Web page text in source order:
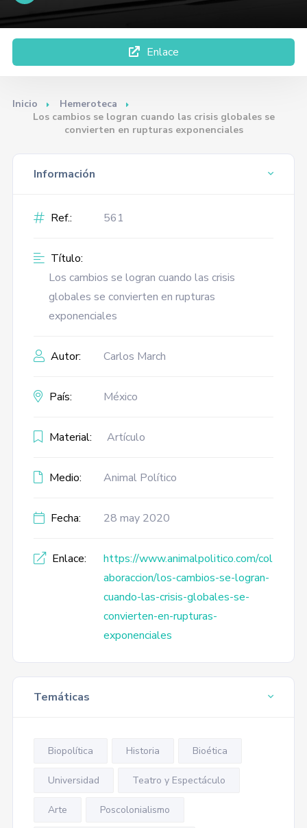
Enlace
Inicio
Hemeroteca
Los cambios se logran cuando las crisis globales se
convierten en rupturas exponenciales
Información
Ref.: 561
Título:
Los cambios se logran cuando las crisis
globales se convierten en rupturas
exponenciales
Autor: Carlos March
País: México
Material: Artículo
Medio: Animal Político
Fecha: 28 may 2020
Enlace:
https://www.animalpolitico.com/col
aboraccion/los-cambios-se-logran-
cuando-las-crisis-globales-se-
convierten-en-rupturas-
exponenciales
Temáticas
Biopolítica Historia Bioética
Universidad Teatro y Espectáculo
Arte Poscolonialismo